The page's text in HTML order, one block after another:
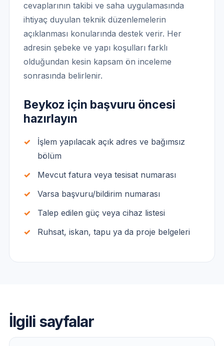
cevaplarının takibi ve saha uygulamasında
ihtiyaç duyulan teknik düzenlemelerin
açıklanması konularında destek verir. Her
adresin şebeke ve yapı koşulları farklı
olduğundan kesin kapsam ön inceleme
sonrasında belirlenir.
Beykoz için başvuru öncesi
hazırlayın
İşlem yapılacak açık adres ve bağımsız
bölüm
Mevcut fatura veya tesisat numarası
Varsa başvuru/bildirim numarası
Talep edilen güç veya cihaz listesi
Ruhsat, iskan, tapu ya da proje belgeleri
İlgili sayfalar